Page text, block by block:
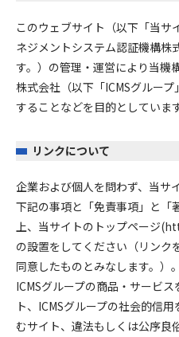
このウェブサイト（以下「当サ
ネジメントシステム認証機構株
す。）の管理・運営により当機
株式会社（以下「ICMSグルー
することなどを目的としています
リンクについて
企業および個人を問わず、当サ
下記の事項と「免責事項」と「
上、当サイトのトップページ
の設置をしてください（リンク
同意したものとみなします。）。
ICMSグループの商品・サービ
ト、ICMSグループの社会的信
むサイト、違法もしくは公序良